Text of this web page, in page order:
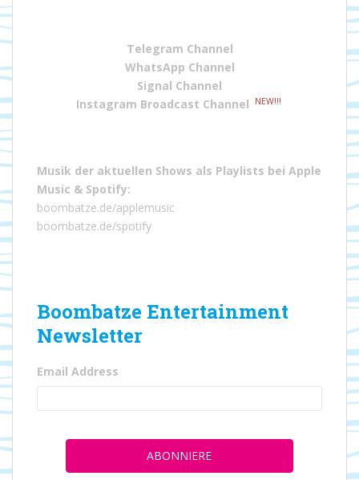
Telegram Channel
WhatsApp Channel
Signal Channel
Instagram Broadcast Channel
NEW!!!
Musik der aktuellen Shows als Playlists bei Apple
Music & Spotify:
boombatze.de/applemusic
boombatze.de/spotify
Boombatze Entertainment
Newsletter
Email Address